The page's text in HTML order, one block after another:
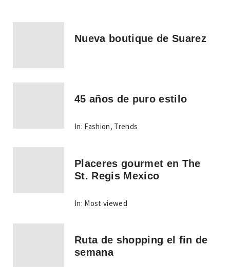
Nueva boutique de Suarez
45 años de puro estilo
In: Fashion, Trends
Placeres gourmet en The
St. Regis Mexico
In: Most viewed
Ruta de shopping el fin de
semana